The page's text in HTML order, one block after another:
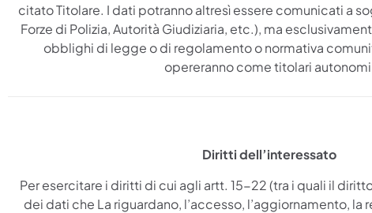
citato Titolare. I dati potranno altresì essere comunicati a
Forze di Polizia, Autorità Giudiziaria, etc.), ma
obblighi di legge o di regolamento o normativa
opereranno come titolari
Diritti dell’interessato
Per esercitare i diritti di cui agli artt. 15-22 (tra i quali il
dei dati che La riguardano, l’accesso, l’aggiornamento, la